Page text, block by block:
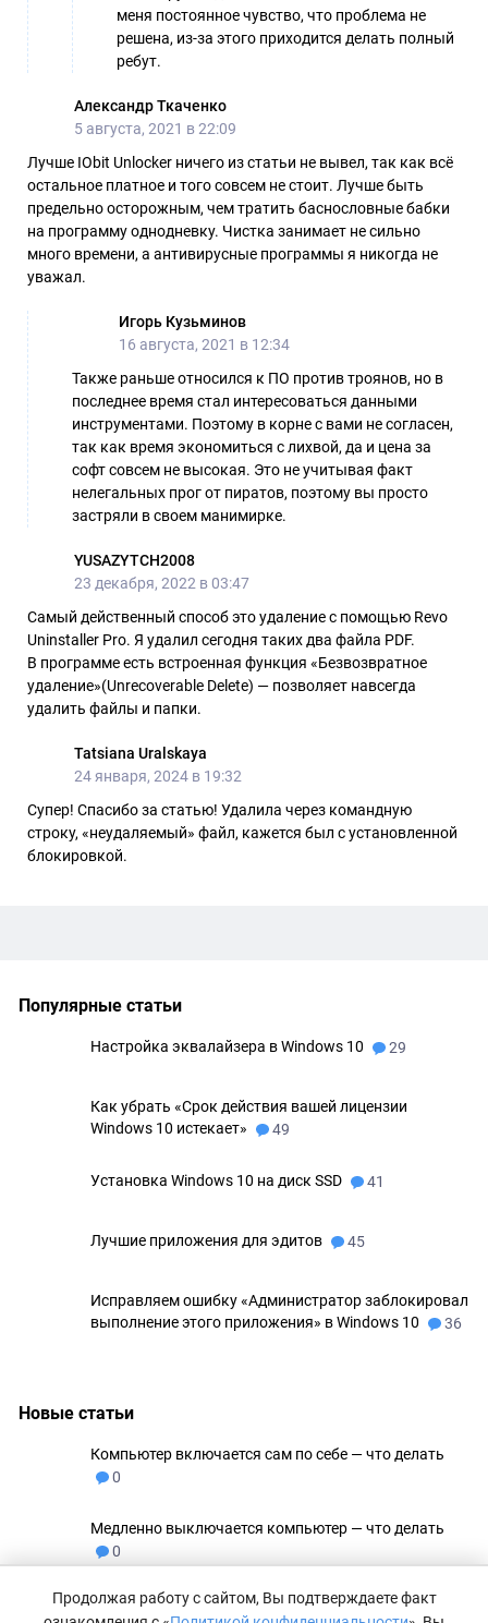
Популярные статьи
Настройка эквалайзера в Windows 10 29
Как убрать «Срок действия вашей лицензии
Windows 10 истекает»
49
Установка Windows 10 на диск SSD 41
Лучшие приложения для эдитов 45
Исправляем ошибку «Администратор заблокировал
выполнение этого приложения» в Windows 10
36
Новые статьи
Компьютер включается сам по себе — что делать
0
Медленно выключается компьютер — что делать
0
Не удаляются файлы с флешки 0
меня постоянное чувство, что проблема не
решена, из-за этого приходится делать полный
ребут.
Александр Ткаченко
5 августа, 2021 в 22:09
Лучше IObit Unlocker ничего из статьи не вывел, так как всё
остальное платное и того совсем не стоит. Лучше быть
предельно осторожным, чем тратить баснословные бабки
на программу однодневку. Чистка занимает не сильно
много времени, а антивирусные программы я никогда не
уважал.
Игорь Кузьминов
16 августа, 2021 в 12:34
Также раньше относился к ПО против троянов, но в
последнее время стал интересоваться данными
инструментами. Поэтому в корне с вами не согласен,
так как время экономиться с лихвой, да и цена за
софт совсем не высокая. Это не учитывая факт
нелегальных прог от пиратов, поэтому вы просто
застряли в своем манимирке.
YUSAZYTCH2008
23 декабря, 2022 в 03:47
Самый действенный способ это удаление с помощью Revo
Uninstaller Pro. Я удaлил сегодня таких два файла PDF.
В программе есть встроенная функция «Безвозвратное
удаление»(Unrecoverable Delete) — позволяет навсегда
удалить файлы и папки.
Tatsiana Uralskaya
24 января, 2024 в 19:32
Супер! Спасибо за статью! Удалила через командную
строку, «неудаляемый» файл, кажется был с установленной
блокировкой.
Продолжая работу с сайтом, Вы подтверждаете факт